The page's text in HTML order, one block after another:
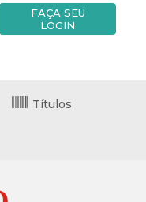
FAÇA SEU
LOGIN
Títulos